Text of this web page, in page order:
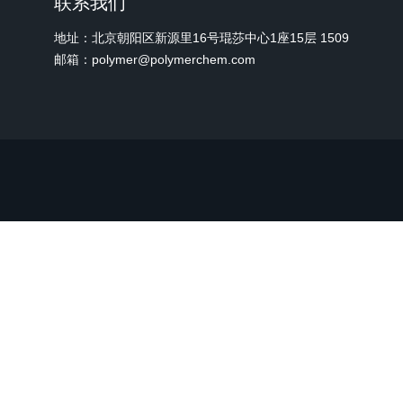
地址：北京朝阳区新源里16号琨莎中心1座15层 1509
邮箱：polymer@polymerchem.com